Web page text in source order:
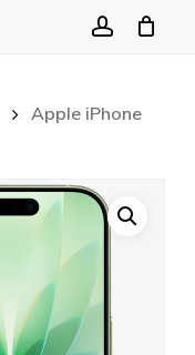
Apple iPhone